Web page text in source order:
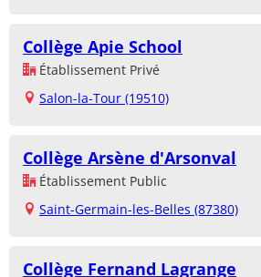
Collège Apie School
Établissement Privé
Salon-la-Tour (19510)
Collège Arsène d'Arsonval
Établissement Public
Saint-Germain-les-Belles (87380)
Collège Fernand Lagrange